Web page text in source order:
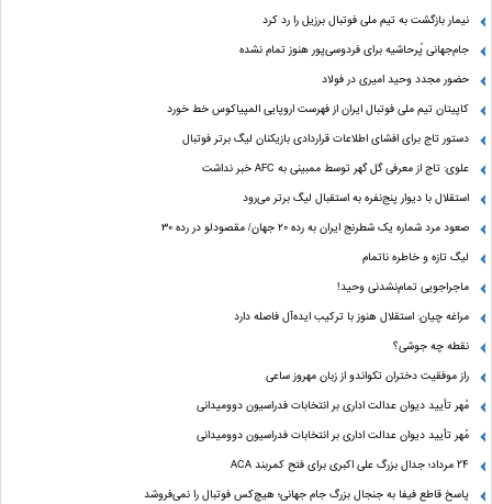
نیمار بازگشت به تیم ملی فوتبال برزیل را رد کرد
جام‌جهانی پُرحاشیه برای فردوسی‌پور هنوز تمام نشده
حضور مجدد وحید امیری در فولاد
کاپیتان تیم ملی فوتبال ایران از فهرست اروپایی المپیاکوس خط خورد
دستور تاج برای افشای اطلاعات قراردادی بازیکنان لیگ برتر فوتبال
علوی: تاج از معرفی گل گهر توسط ممبینی به AFC خبر نداشت
استقلال با دیوار پنج‌نفره به استقبال لیگ برتر می‌رود
صعود مرد شماره یک شطرنج ایران به رده ۲۰ جهان/ مقصودلو در رده ۳۰
لیگ تازه و خاطره ناتمام
ماجراجویی تمام‌نشدنی وحید!
مراغه چیان: استقلال هنوز با ترکیب ایده‌آل فاصله دارد
نقطه چه جوشی؟
راز موفقیت دختران تکواندو از زبان مهروز ساعی
مُهر تأیید دیوان عدالت اداری بر انتخابات فدراسیون دوومیدانی
مُهر تأیید دیوان عدالت اداری بر انتخابات فدراسیون دوومیدانی
24 مرداد؛ جدال بزرگ علی‌ اکبری برای فتح کمربند ACA
پاسخ قاطع فیفا به جنجال بزرگ جام جهانی؛ هیچ‌کس فوتبال را نمی‌فروشد